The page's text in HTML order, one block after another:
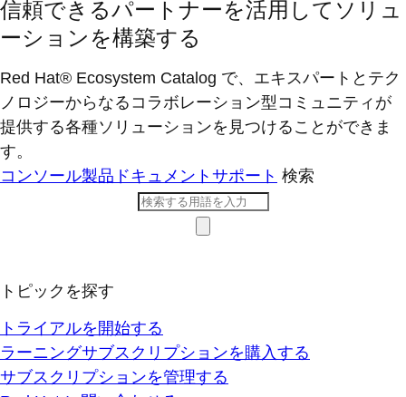
信頼できるパートナーを活用してソリュ
ーションを構築する
Red Hat® Ecosystem Catalog で、エキスパートとテク
ノロジーからなるコラボレーション型コミ​ュニティが
提供する各種ソリューションを見つけることができま
す。
コンソール製品ドキュメント サポート 検索
トピックを探す
トライアルを開始する
ラーニングサブスクリプションを購入する
サブスクリプションを管理する